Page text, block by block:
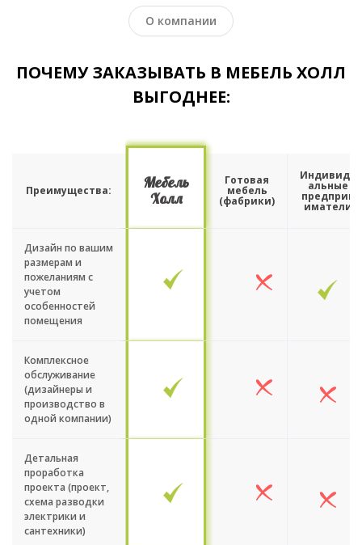
О компании
ПОЧЕМУ ЗАКАЗЫВАТЬ В МЕБЕЛЬ ХОЛЛ
ВЫГОДНЕЕ:
Преимущества:
Мебель
Холл
Готовая
мебель
(фабрики)
Индивиду
альные
предприн
иматели
Дизайн по вашим
размерам и
пожеланиям с
учетом
особенностей
помещения
Комплексное
обслуживание
(дизайнеры и
производство в
одной компании)
Детальная
проработка
проекта (проект,
схема разводки
электрики и
сантехники)